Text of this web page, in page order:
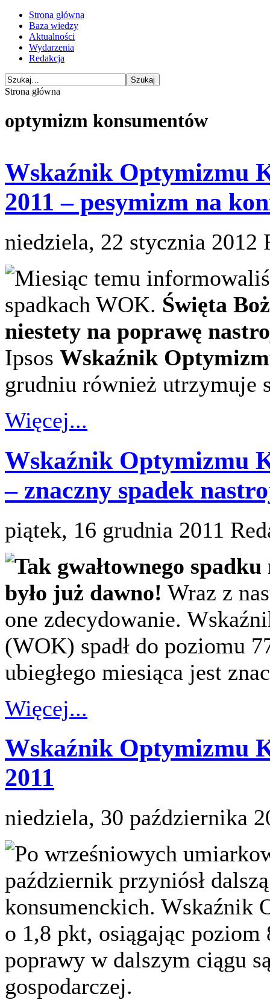
Strona główna
Baza wiedzy
Aktualności
Wydarzenia
Redakcja
Strona główna
optymizm konsumentów
Wskaźnik Optymizmu
2011 – pesymizm na
niedziela, 22 stycznia 2012
Miesiąc temu
spadkach WOK. Święta
niestety na poprawę
Ipsos Wskaźnik
grudniu również utrzymuje
Więcej...
Wskaźnik Optymizmu
– znaczny spadek
piątek, 16 grudnia 2011
Tak gwałtownego
było już dawno! Wraz z
one zdecydowanie.
(WOK) spadł do poziomu
ubiegłego miesiąca jest
Więcej...
Wskaźnik Optymizmu
2011
niedziela, 30 października
Po wrześniowych
październik przyniósł
konsumenckich. Wskaźnik
o 1,8 pkt, osiągając
poprawy w dalszym ciągu
gospodarczej.